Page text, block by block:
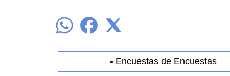
Encuestas de Encuestas